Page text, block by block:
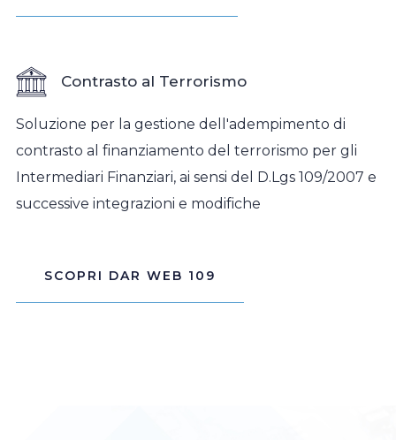
Contrasto al Terrorismo
Soluzione per la gestione dell'adempimento di
contrasto al finanziamento del terrorismo per gli
Intermediari Finanziari, ai sensi del D.Lgs 109/2007 e
successive integrazioni e modifiche
SCOPRI DAR WEB 109